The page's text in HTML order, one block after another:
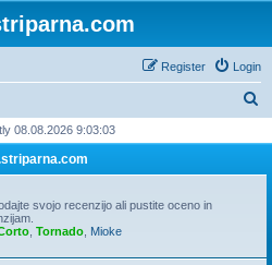
Login
Register
r
08.08.2026 9:03:03
svojo recenzijo ali pustite oceno in
Tornado Mioke